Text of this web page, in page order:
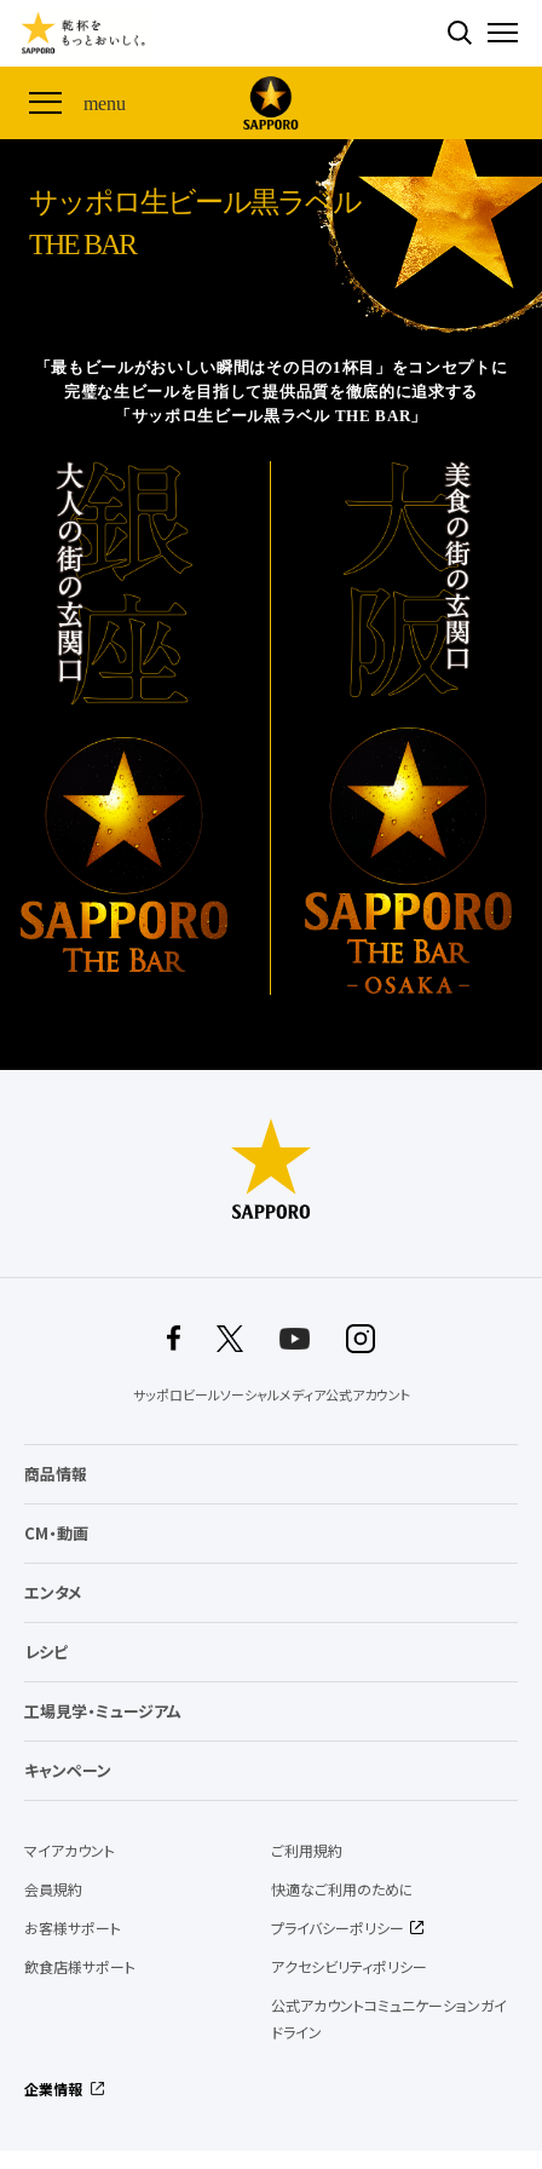
検索する
menu
THE PERFECT 黒ラベル WAGON 出展FES
ザ・パーフェクト黒ラベル アワード
「満天☆青空レストラン」コラボキャンペーン
山本由伸選手応援プロジェクト「GET A STAR
YOSHINOBU」
黒ラベル×『エヴァンゲリオン』30th Anniv.
サッポロ生ビール黒ラベル 『THE STAR JAM』
「丸くなるな、☆星になれ。」限定デザイン缶数量限
定発売
サッポロ生ビール黒ラベル THE SHOP
CLUB 黒ラベル
サッポロ生ビール黒ラベル
オカズデザインが提案する
ザ・パーフェクト黒ラベル
サッポロ生ビール黒ラベル THE BAR
ザ・パーフェクト黒ラベルが飲めるお店
CLUB 黒ラベル
サッポロ生ビール黒ラベル
THE BAR
「最もビールがおいしい瞬間はその日の1杯目」をコンセプトに
完璧な生ビールを目指して提供品質を徹底的に追求する
「サッポロ生ビール黒ラベル THE BAR」
サッポロビールソーシャルメディア公式アカウント
商品情報
CM・動画
エンタメ
レシピ
工場見学・ミュージアム
キャンペーン
マイアカウント
会員規約
お客様サポート
飲食店様サポート
ご利用規約
快適なご利用のために
プライバシーポリシー
アクセシビリティポリシー
公式アカウントコミュニケーションガイ
ドライン
企業情報